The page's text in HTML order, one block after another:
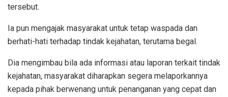
tersebut.
Ia pun mengajak masyarakat untuk tetap waspada dan
berhati-hati terhadap tindak kejahatan, terutama begal.
Dia mengimbau bila ada informasi atau laporan terkait tindak
kejahatan, masyarakat diharapkan segera melaporkannya
kepada pihak berwenang untuk penanganan yang cepat dan